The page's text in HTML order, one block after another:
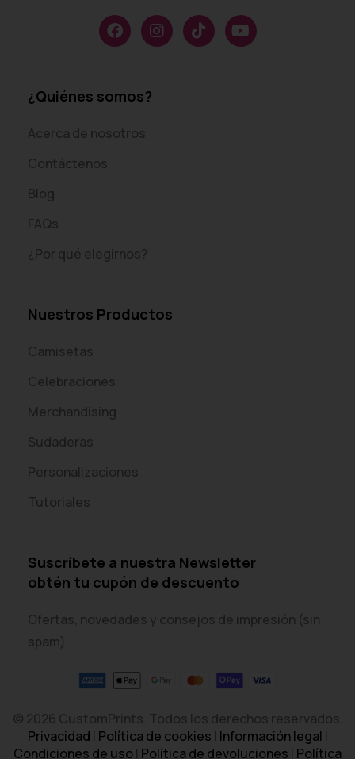
¿Quiénes somos?
Acerca de nosotros
Contáctenos
Blog
FAQs
¿Por qué elegirnos?
Nuestros Productos
Camisetas
Celebraciones
Merchandising
Sudaderas
Personalizaciones
Tutoriales
Suscríbete a nuestra Newsletter
obtén tu cupón de descuento
Ofertas, novedades y consejos de impresión (sin
spam).
© 2026 CustomPrints. Todos los derechos reservados.
Privacidad | Política de cookies | Información legal |
Condiciones de uso| Política de devoluciones | Política